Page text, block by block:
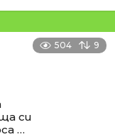
504 9
си
…